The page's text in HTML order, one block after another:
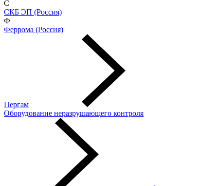
С
СКБ ЭП (Россия)
Ф
Феррома (Россия)
Пергам
Оборудование неразрушающего контроля